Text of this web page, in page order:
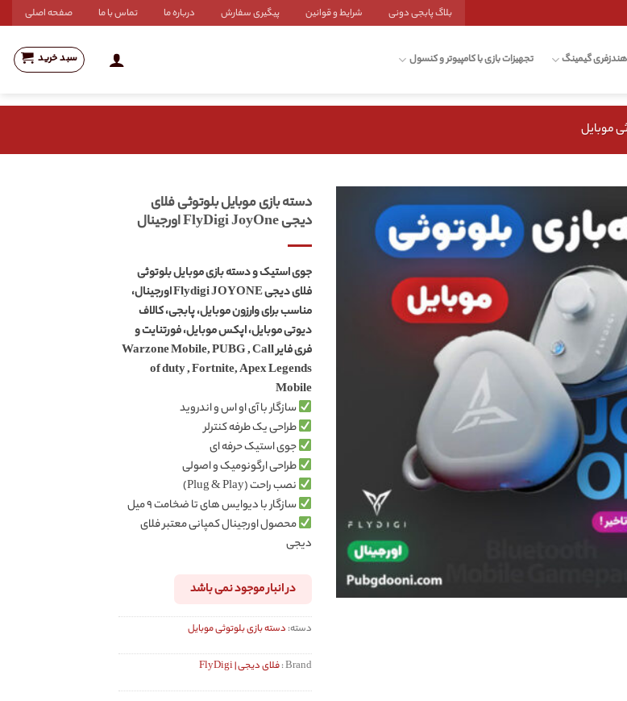
بلاگ پابجی دونی شرایط و قوانین پیگیری سفارش درباره ما تماس با ما صفحه اصلی
گیمینگ تجهیزات بازی با کامپیوتر و کنسول سبد خرید
موبایل
دسته بازی موبایل بلوتوثی فلای
دیجی FlyDigi JoyOne اورجینال
جوی استیک و دسته بازی موبایل بلوتوثی
فلای دیجی Flydigi JOYONE
اورجینال،
مناسب برای وارزون موبایل، پابجی، کالاف
دیوتی موبایل، اپکس موبایل، فورتنایت و
فری فایر Warzone Mobile, PUBG , Call
of duty , Fortnite, Apex Legends
Mobile
سازگار با آی او اس و اندروید
طراحی یک طرفه کنترلر
جوی استیک حرفه ای
طراحی ارگونومیک و اصولی
نصب راحت (Plug & Play)
سازگار با دیوایس های تا ضخامت ۹ میل
محصول اورجینال کمپانی معتبر فلای
دیجی
در انبار موجود نمی باشد
دسته: دسته بازی بلوتوثی موبایل
Brand : فلای دیجی | FlyDigi